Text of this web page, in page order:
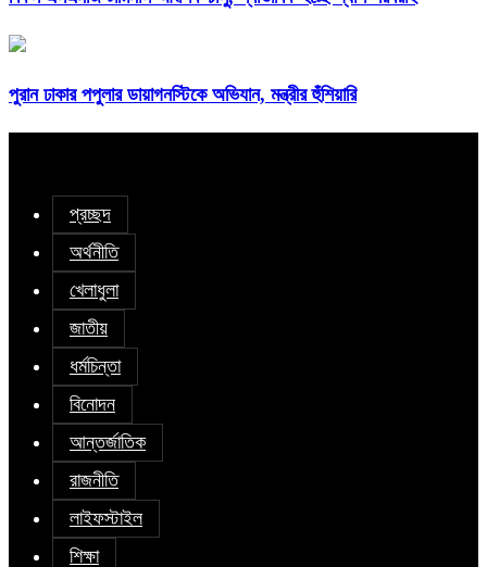
পুরান ঢাকার পপুলার ডায়াগনস্টিকে অভিযান, মন্ত্রীর হুঁশিয়ারি
প্রচ্ছদ
অর্থনীতি
খেলাধুলা
জাতীয়
ধর্মচিন্তা
বিনোদন
আন্তর্জাতিক
রাজনীতি
লাইফস্টাইল
শিক্ষা